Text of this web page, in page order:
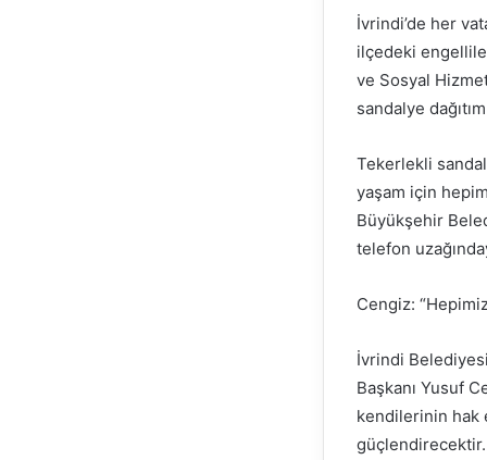
İvrindi’de her
ilçedeki
ve Sosyal
sandalye
Tekerlekli
yaşam için
Büyükşehir
telefon
Cengiz:
İvrindi
Başkanı Yusuf
kendilerinin hak
güçlendirecektir.